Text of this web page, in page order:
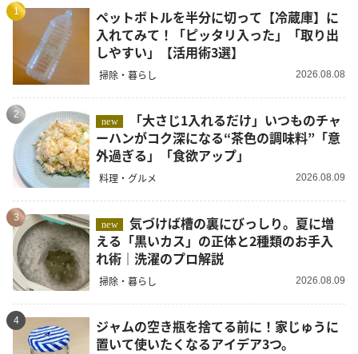
1
ペットボトルを半分に切って【冷蔵庫】に
入れてみて！「ピッタリ入った」「取り出
しやすい」【活用術3選】
掃除・暮らし 2026.08.08
2
new
ーハンがコク深になる“茶色の調味料”「意
外過ぎる」「食欲アップ」
料理・グルメ 2026.08.09
3
new
気づけば槽の裏にびっしり。夏に増
える「黒いカス」の正体と2種類のお手入
れ術｜洗濯のプロ解説
掃除・暮らし 2026.08.09
4
ジャムの空き瓶を捨てる前に！家じゅうに
置いて使いたくなるアイデア3つ。